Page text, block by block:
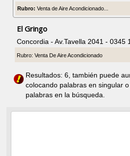
Rubro: Venta de Aire Acondicionado...
El Gringo
Concordia - Av.Tavella 2041 - 0345
Rubro: Venta De Aire Acondicionado
Resultados: 6, también puede
colocando palabras en singular
palabras en la búsqueda.